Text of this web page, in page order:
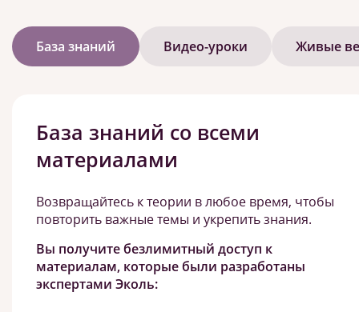
База знаний Видео-уроки Живые
База знаний со всеми
материалами
Возвращайтесь к теории в любое время, чтобы
повторить важные темы и укрепить знания.
Вы получите безлимитный доступ к
материалам, которые были разработаны
экспертами Эколь: